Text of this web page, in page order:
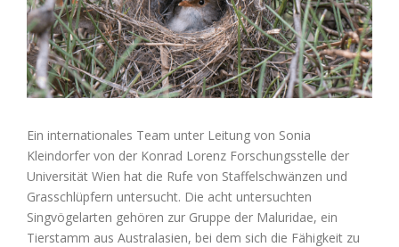
Ein internationales Team unter Leitung von Sonia
Kleindorfer von der Konrad Lorenz Forschungsstelle der
Universität Wien hat die Rufe von Staffelschwänzen und
Grasschlüpfern untersucht. Die acht untersuchten
Singvögelarten gehören zur Gruppe der Maluridae, ein
Tierstamm aus Australasien, bei dem sich die Fähigkeit zu